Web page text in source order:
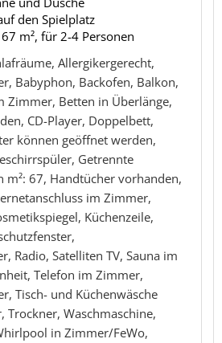
den Spielplatz
m², für 2-4 Personen
Allergikergerecht,
Babyphon, Backofen, Balkon,
Zimmer, Betten in Überlänge,
CD-Player, Doppelbett,
können geöffnet werden,
Getrennte
m²: 67, Handtücher vorhanden,
im Zimmer,
Küchenzeile,
Radio, Satelliten TV, Sauna im
Telefon im Zimmer,
Tisch- und Küchenwäsche
Trockner, Waschmaschine,
in Zimmer/FeWo,